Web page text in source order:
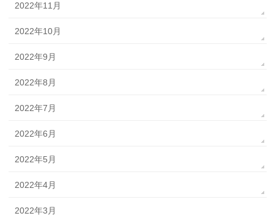
2022年11月
2022年10月
2022年9月
2022年8月
2022年7月
2022年6月
2022年5月
2022年4月
2022年3月